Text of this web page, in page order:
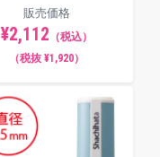
販売価格
¥2,112 （税込）
（税抜 ¥1,920）